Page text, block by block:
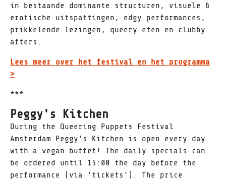
in bestaande dominante structuren, visuele &
erotische uitspattingen, edgy performances,
prikkelende lezingen, queery eten en clubby
afters.
Lees meer over het festival en het programma
>
***
Peggy's Kitchen
During the Queering Puppets Festival
Amsterdam Peggy's Kitchen is open every day
with a vegan buffet! The daily specials can
be ordered until 15:00 the day before the
performance (via 'tickets'). The price